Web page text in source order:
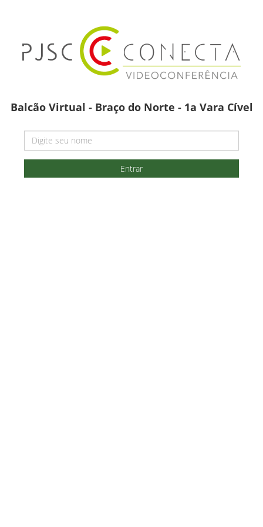
Balcão Virtual - Braço do Norte - 1a Vara Cível
Entrar